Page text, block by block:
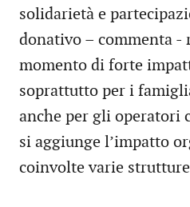
solidarietà e
donativo – commenta -
momento di forte
soprattutto per i
anche per gli operatori
si aggiunge l’impatto
coinvolte varie